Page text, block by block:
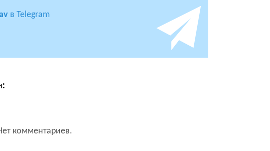
в Telegram
комментариев.